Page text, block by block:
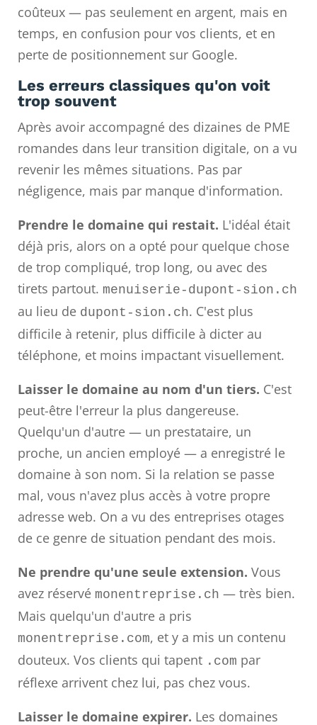
coûteux — pas seulement en argent, mais en
temps, en confusion pour vos clients, et en
perte de positionnement sur Google.
Les erreurs classiques qu'on voit
trop souvent
Après avoir accompagné des dizaines de PME
romandes dans leur transition digitale, on a vu
revenir les mêmes situations. Pas par
négligence, mais par manque d'information.
Prendre le domaine qui restait. L'idéal était
déjà pris, alors on a opté pour quelque chose
de trop compliqué, trop long, ou avec des
tirets partout. menuiserie-dupont-sion.ch
au lieu de dupont-sion.ch. C'est plus
difficile à retenir, plus difficile à dicter au
téléphone, et moins impactant visuellement.
Laisser le domaine au nom d'un tiers. C'est
peut-être l'erreur la plus dangereuse.
Quelqu'un d'autre — un prestataire, un
proche, un ancien employé — a enregistré le
domaine à son nom. Si la relation se passe
mal, vous n'avez plus accès à votre propre
adresse web. On a vu des entreprises otages
de ce genre de situation pendant des mois.
Ne prendre qu'une seule extension. Vous
avez réservé monentreprise.ch — très bien.
Mais quelqu'un d'autre a pris
monentreprise.com, et y a mis un contenu
douteux. Vos clients qui tapent .com par
réflexe arrivent chez lui, pas chez vous.
Laisser le domaine expirer. Les domaines